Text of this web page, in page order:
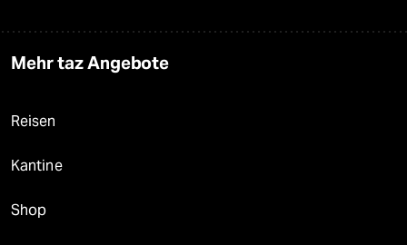
Mehr taz Angebote
Reisen
Kantine
Shop